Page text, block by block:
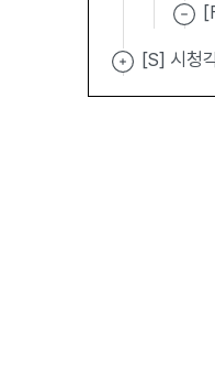
[S] 시청